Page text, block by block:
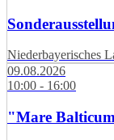
Niederbayerisches
09.08.2026
10:00 - 16:00
"Mare